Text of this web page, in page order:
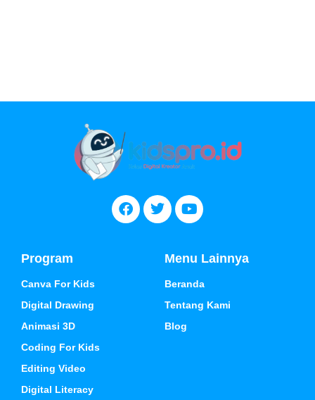
Program
Canva For Kids
Digital Drawing
Animasi 3D
Coding For Kids
Editing Video
Digital Literacy
Menu Lainnya
Beranda
Tentang Kami
Blog